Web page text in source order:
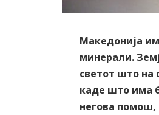
Македонија
минерали.
светот што на
каде што има
негова помош,